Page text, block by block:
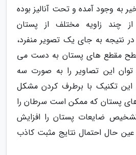
به وجود آمده و تحت آنالیز بوده
چند زاویه مختلف از پستان
نتیجه به جای یک تصویر منفرد،
مقطع های پستان به دست می
توان این تصاویر را به صورت سه
تکنیک با برطرف کردن مشکل
پستان که ممکن است سرطان را
ضایعات پستان را افزایش
حال احتمال نتایج مثبت کاذب